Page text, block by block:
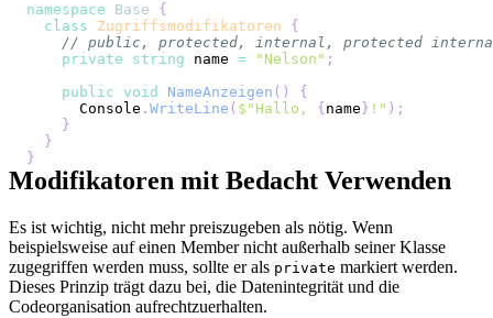
namespace
Base
{
class
Zugriffsmodifikatoren
{
// public, protected, internal, protected
private
string name = "Nelson" ;
public
void NameAnzeigen ( )
{
      Console
. WriteLine ( $"Hallo, { name } !" ) ;
}
}
}
Modifikatoren mit Bedacht Verwenden
Es ist wichtig, nicht mehr preiszugeben als nötig. Wenn
beispielsweise auf einen Member nicht außerhalb seiner Klasse
zugegriffen werden muss, sollte er als private markiert werden.
Dieses Prinzip trägt dazu bei, die Datenintegrität und die
Codeorganisation aufrechtzuerhalten.